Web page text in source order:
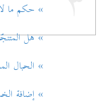
» حكم ما
» هل
» الحبال
» إضافة الخمر